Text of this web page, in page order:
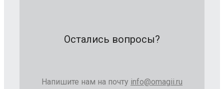
Остались вопросы?
Напишите нам на почту info@omagii.ru